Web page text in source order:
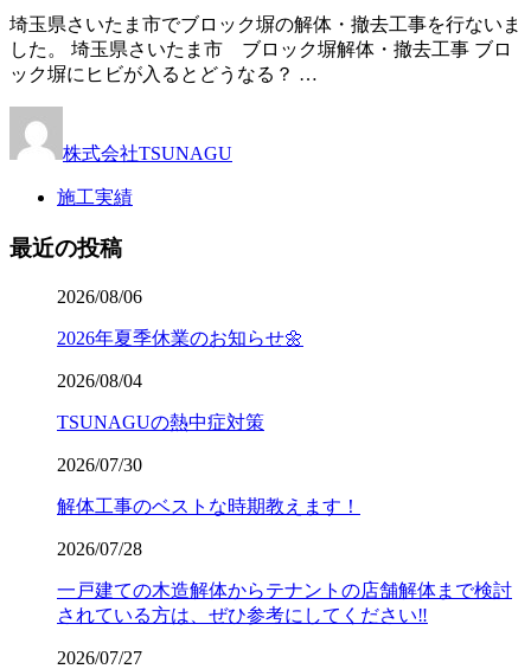
埼玉県さいたま市でブロック塀の解体・撤去工事を行ないま
した。 埼玉県さいたま市 ブロック塀解体・撤去工事 ブロ
ック塀にヒビが入るとどうなる？ …
株式会社TSUNAGU
施工実績
最近の投稿
2026/08/06
2026年夏季休業のお知らせ🌼
2026/08/04
TSUNAGUの熱中症対策
2026/07/30
解体工事のベストな時期教えます！
2026/07/28
一戸建ての木造解体からテナントの店舗解体まで検討
されている方は、ぜひ参考にしてください‼️
2026/07/27